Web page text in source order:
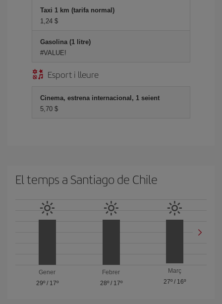
Taxi 1 km (tarifa normal)
1,24 $
Gasolina (1 litre)
#VALUE!
Esport i lleure
Cinema, estrena internacional, 1 seient
5,70 $
El temps a Santiago de Chile
Gener
29º/ 17º
Febrer
28º/ 17º
Març
27º / 16º